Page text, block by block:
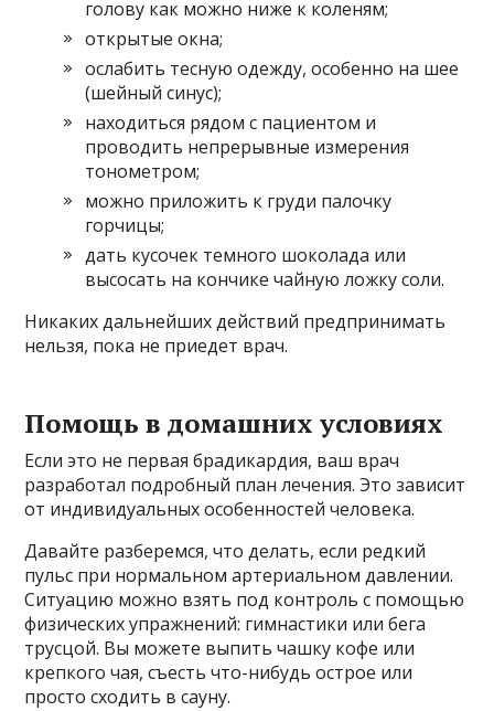
голову как можно ниже к коленям;
открытые окна;
ослабить тесную одежду, особенно на шее
(шейный синус);
находиться рядом с пациентом и
проводить непрерывные измерения
тонометром;
можно приложить к груди палочку
горчицы;
дать кусочек темного шоколада или
высосать на кончике чайную ложку соли.
Никаких дальнейших действий предпринимать
нельзя, пока не приедет врач.
Помощь в домашних условиях
Если это не первая брадикардия, ваш врач
разработал подробный план лечения. Это зависит
от индивидуальных особенностей человека.
Давайте разберемся, что делать, если редкий
пульс при нормальном артериальном давлении.
Ситуацию можно взять под контроль с помощью
физических упражнений: гимнастики или бега
трусцой. Вы можете выпить чашку кофе или
крепкого чая, съесть что-нибудь острое или
просто сходить в сауну.